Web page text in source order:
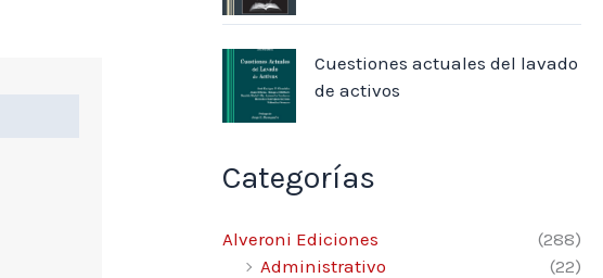
Cuestiones actuales del lavado
de activos
Categorías
Alveroni Ediciones
(288)
Administrativo
(22)